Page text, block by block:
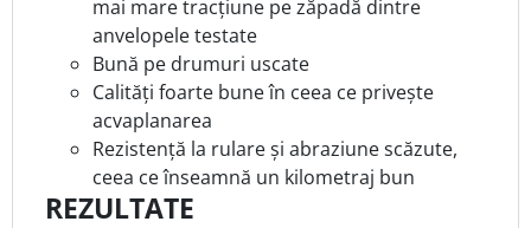
mai mare tracțiune pe zăpadă dintre
anvelopele testate
Bună pe drumuri uscate
Calități foarte bune în ceea ce privește
acvaplanarea
Rezistență la rulare și abraziune scăzute,
ceea ce înseamnă un kilometraj bun
REZULTATE